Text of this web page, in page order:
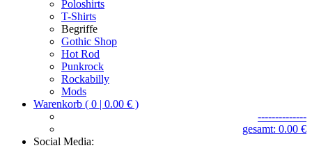
Poloshirts
T-Shirts
Begriffe
Gothic Shop
Hot Rod
Punkrock
Rockabilly
Mods
Warenkorb ( 0 | 0.00 € )
--------------
gesamt: 0.00 €
Social Media: